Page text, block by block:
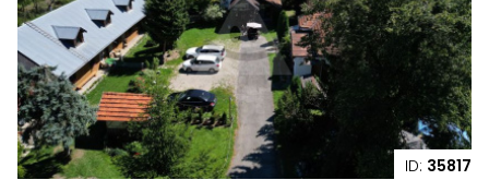
ID: 35817